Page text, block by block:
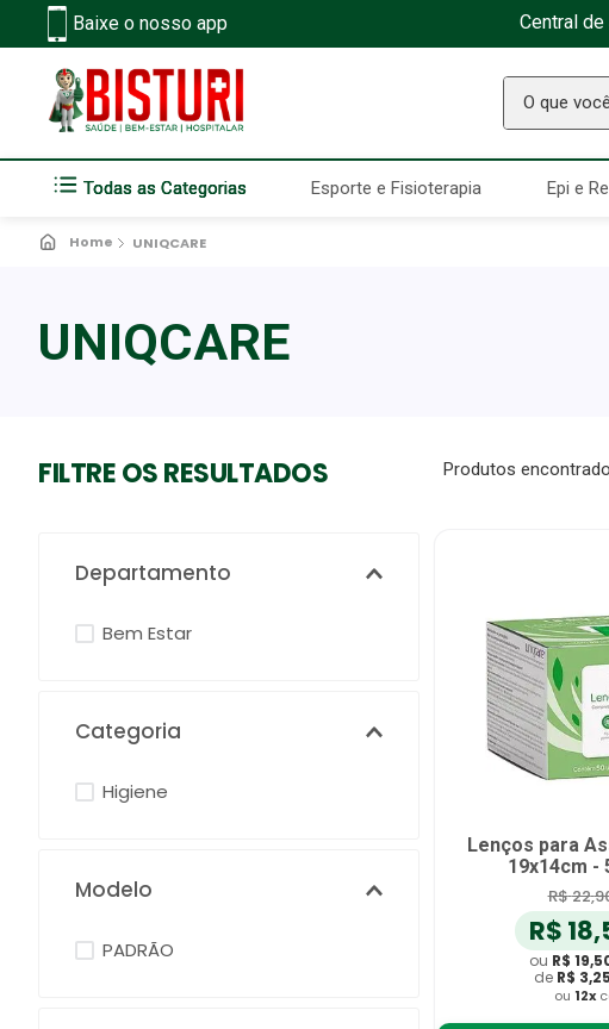
Baixe o nosso app Central
O que
Todas as Categorias Esporte e Fisioterapia Epi e
UNIQCARE
UNIQCARE
Departamento
Bem Estar
Categoria
Higiene
Modelo
PADRÃO
Lenços para
19x14cm -
R$22,
R$ 18,
ou R$ 19,
de R$ 3,25
ou 12x
TERMOS